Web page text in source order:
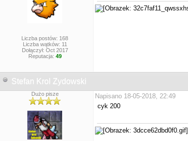
Liczba postów: 168
Liczba wątków: 11
Dołączył: Oct 2017
Reputacja: 49
Stefan Krol Zydowski
Dużo pisze
Napisano 18-05-2018, 22:49
cyk 200